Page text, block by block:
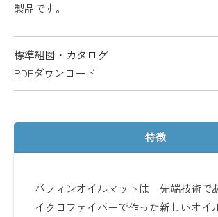
製品です。
標準組図・カタログ
PDFダウンロード
特徴
パフィンオイルマットは 先端技術で
イクロファイバーで作った新しいオイ